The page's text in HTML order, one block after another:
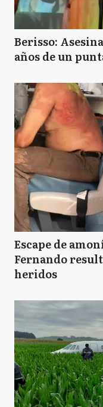
Berisso:
años de un
Escape de
Fernando
heridos